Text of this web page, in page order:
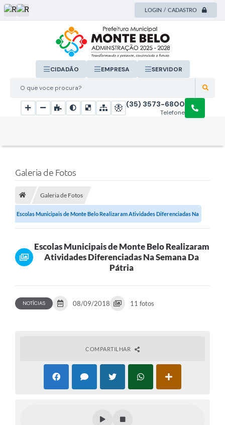
LOGIN / CADASTRO
O que voce procura?
CIDADÃO EMPRESA SERVIDOR
Telefone
(35) 3573-6800
Galeria de Fotos
Galeria de Fotos
Escolas Municipais de Monte Belo Realizaram Atividades Diferenciadas Na
Escolas Municipais de Monte Belo Realizaram
Atividades Diferenciadas Na Semana Da
Pátria
NOTÍCIAS 08/09/2018 11 fotos
COMPARTILHAR